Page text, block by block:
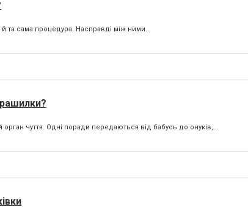
сама процедура. Насправді між ними...
чуття. Одні поради передаються від бабусь до онуків,...